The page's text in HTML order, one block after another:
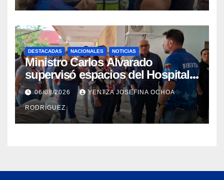
DESTACADAS NACIONALES NOTICIAS
Ministro Carlos Alvarado
supervisó espacios del Hospital
Dermatológico Dr. Martín Vegas
en La Guaira
06/08/2026 YENTZA JOSEFINA OCHOA
RODRÍGUEZ